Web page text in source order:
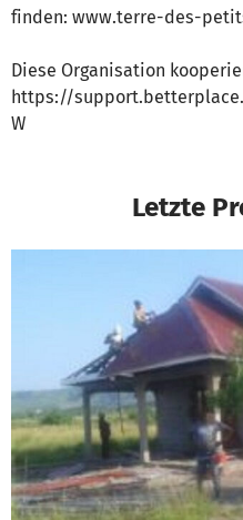
finden: www.terre-des-
Diese Organisation
https://
W
Letzte